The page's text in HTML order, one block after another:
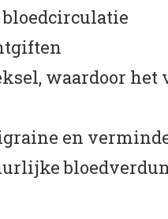
bloedcirculatie
waardoor
en